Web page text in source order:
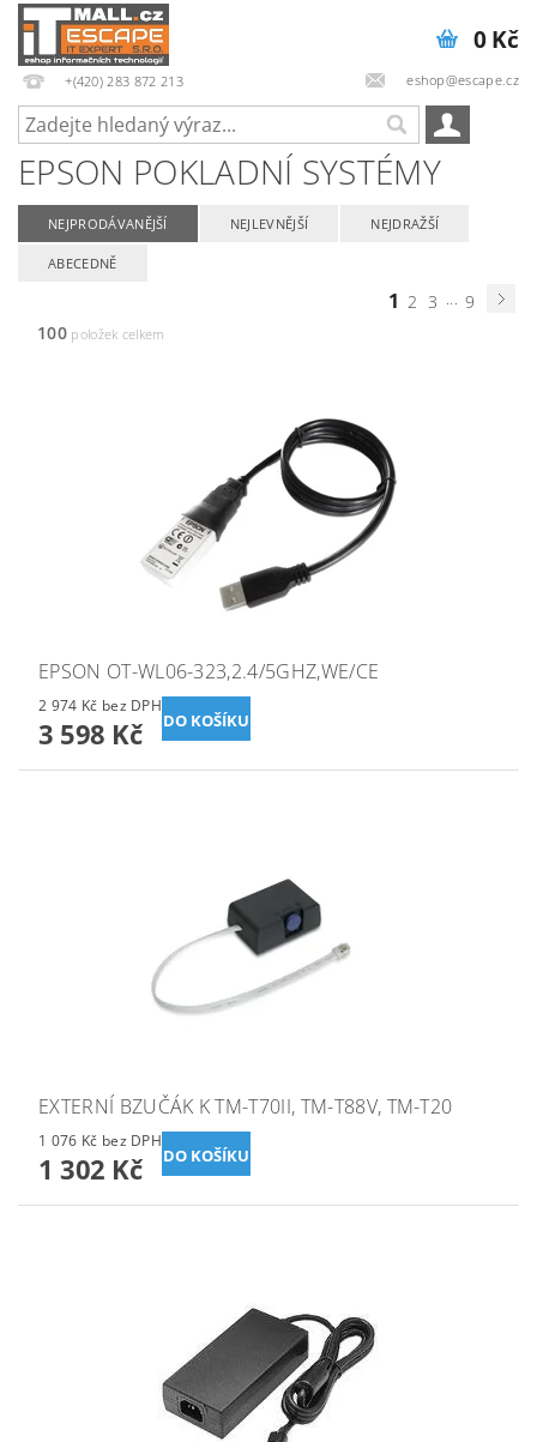
+(420) 283 872 213 eshop@escape.cz
0 Kč
EPSON POKLADNÍ SYSTÉMY
NEJPRODÁVANĚJŠÍ NEJLEVNĚJŠÍ NEJDRAŽŠÍ
ABECEDNĚ
1 2 3 ... 9
100položek celkem
EPSON OT-WL06-323,2.4/5GHZ,WE/CE
2 974 Kč bez DPH
3 598 Kč
EXTERNÍ BZUČÁK K TM-T70II, TM-T88V, TM-T20
1 076 Kč bez DPH
1 302 Kč